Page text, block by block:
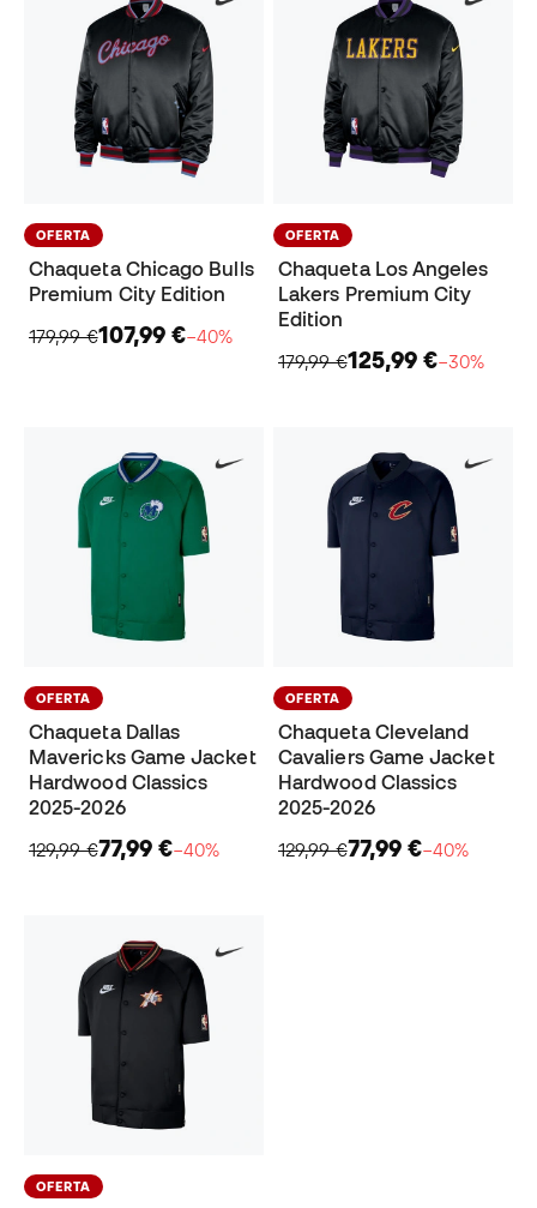
OFERTA
Chaqueta Chicago Bulls
Premium City Edition
179,99 €107,99 €−40%
OFERTA
Chaqueta Los Angeles
Lakers Premium City
Edition
179,99 €125,99 €−30%
OFERTA
Chaqueta Dallas
Mavericks Game Jacket
Hardwood Classics
2025-2026
129,99 €77,99 €−40%
OFERTA
Chaqueta Cleveland
Cavaliers Game Jacket
Hardwood Classics
2025-2026
129,99 €77,99 €−40%
OFERTA